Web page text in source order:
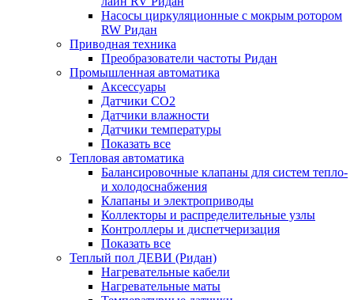
Насосы циркуляционные с мокрым ротором
RW Ридан
Приводная техника
Преобразователи частоты Ридан
Промышленная автоматика
Аксессуары
Датчики CO2
Датчики влажности
Датчики температуры
Показать все
Тепловая автоматика
Балансировочные клапаны для систем тепло-
и холодоснабжения
Клапаны и электроприводы
Коллекторы и распределительные узлы
Контроллеры и диспетчеризация
Показать все
Теплый пол ДЕВИ (Ридан)
Нагревательные кабели
Нагревательные маты